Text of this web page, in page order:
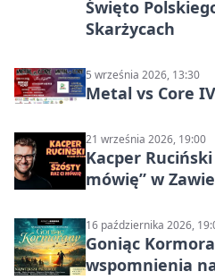
Święto
Skarżycach
5 września 2026, 13:30
Metal vs Core
21 września 2026, 19:00
Kacper
mówię” w
16 października 2026,
Goniąc
wspomnienia